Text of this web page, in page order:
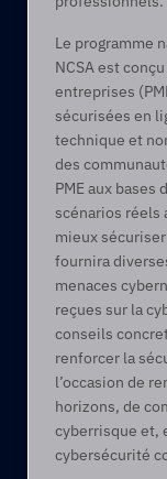
Le programme
NCSA est
entreprises
sécurisées en
technique et
des
PME aux
scénarios réels
mieux
fournira
menaces
reçues sur la
conseils
renforcer la
l’occasion de
horizons, de
cyberrisque et,
cybersécurité